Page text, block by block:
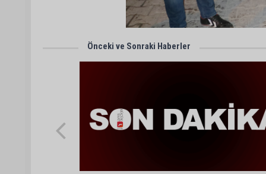
Önceki ve Sonraki Haberler